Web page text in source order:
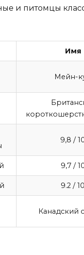
и питомцы
Имя
Мейн-
9,8 /
9,7/
9.2 / 10
Канадский